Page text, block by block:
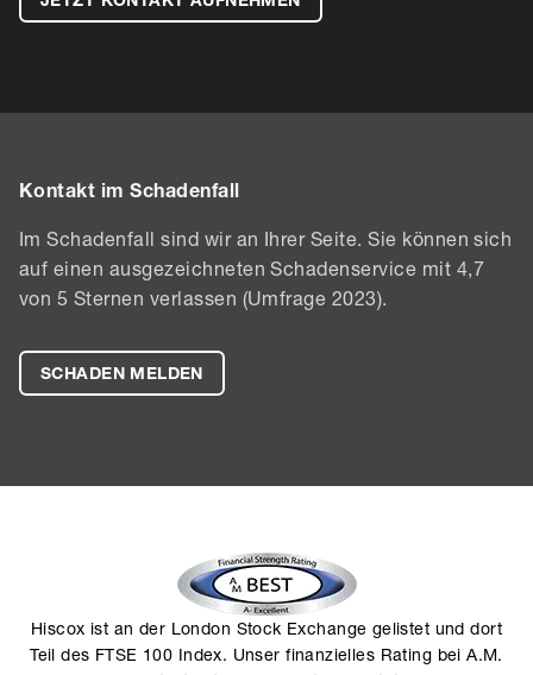
Kontakt im Schadenfall
Im Schadenfall sind wir an Ihrer Seite. Sie können sich
auf einen ausgezeichneten Schadenservice mit 4,7
von 5 Sternen verlassen (Umfrage 2023).
SCHADEN MELDEN
Hiscox ist an der London Stock Exchange gelistet und dort
Teil des FTSE 100 Index. Unser finanzielles Rating bei A.M.